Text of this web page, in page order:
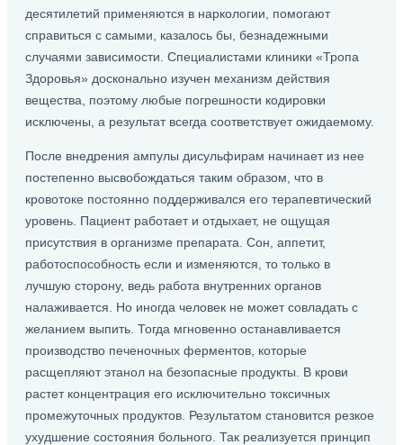
десятилетий применяются в наркологии, помогают
справиться с самыми, казалось бы, безнадежными
случаями зависимости. Специалистами клиники «Тропа
Здоровья» досконально изучен механизм действия
вещества, поэтому любые погрешности кодировки
исключены, а результат всегда соответствует ожидаемому.
После внедрения ампулы дисульфирам начинает из нее
постепенно высвобождаться таким образом, что в
кровотоке постоянно поддерживался его терапевтический
уровень. Пациент работает и отдыхает, не ощущая
присутствия в организме препарата. Сон, аппетит,
работоспособность если и изменяются, то только в
лучшую сторону, ведь работа внутренних органов
налаживается. Но иногда человек не может совладать с
желанием выпить. Тогда мгновенно останавливается
производство печеночных ферментов, которые
расщепляют этанол на безопасные продукты. В крови
растет концентрация его исключительно токсичных
промежуточных продуктов. Результатом становится резкое
ухудшение состояния больного. Так реализуется принцип